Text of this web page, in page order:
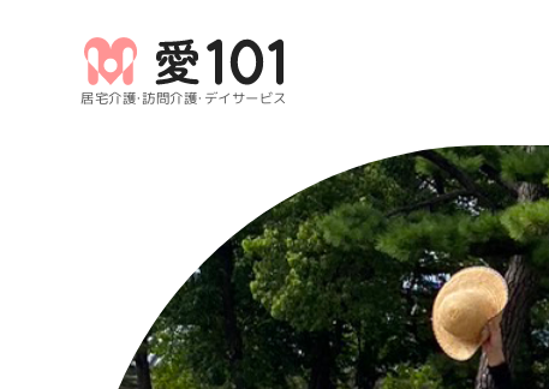
居宅介護・訪問介護・デイサービス